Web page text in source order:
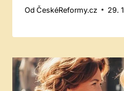
Od ČeskéReformy.cz 29.